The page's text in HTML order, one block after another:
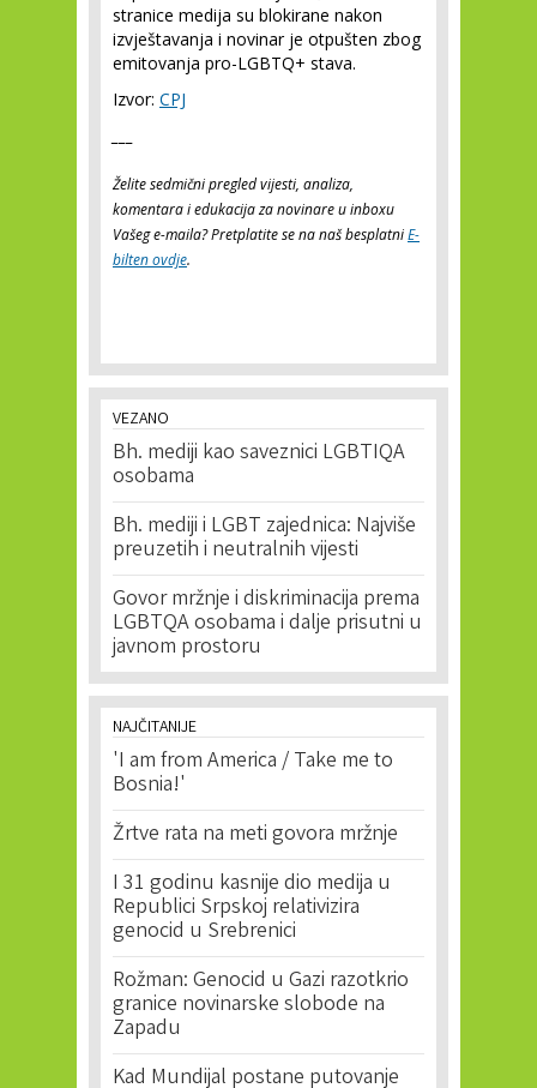
stranice medija su blokirane nakon
izvještavanja i novinar je otpušten zbog
emitovanja pro-LGBTQ+ stava.
Izvor: CPJ
Želite sedmični pregled vijesti, analiza,
komentara i edukacija za novinare u inboxu
Vašeg e-maila? Pretplatite se na naš besplatniE-
bilten ovdje.
VEZANO
Bh. mediji kao saveznici LGBTIQA
osobama
Bh. mediji i LGBT zajednica: Najviše
preuzetih i neutralnih vijesti
Govor mržnje i diskriminacija prema
LGBTQA osobama i dalje prisutni u
javnom prostoru
NAJČITANIJE
'I am from America / Take me to
Bosnia!'
Žrtve rata na meti govora mržnje
I 31 godinu kasnije dio medija u
Republici Srpskoj relativizira
genocid u Srebrenici
Rožman: Genocid u Gazi razotkrio
granice novinarske slobode na
Zapadu
Kad Mundijal postane putovanje